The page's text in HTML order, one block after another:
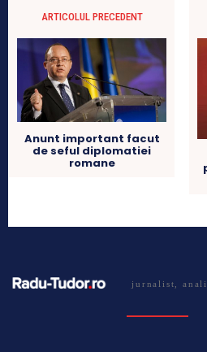
ARTICOLUL PRECEDENT
Anunt important facut
de seful diplomatiei
romane
jurnalist,